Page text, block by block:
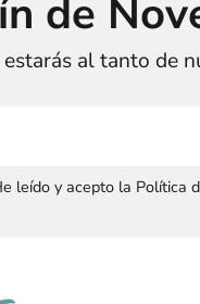
de
al tanto de
leído y acepto la Política